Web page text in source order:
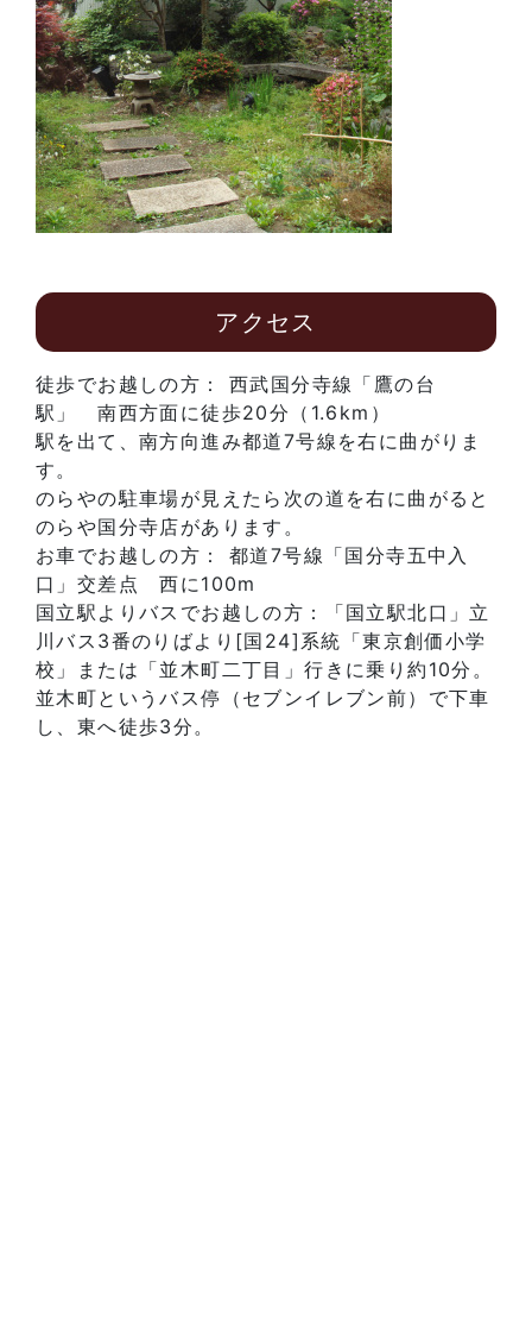
アクセス
徒歩でお越しの方： 西武国分寺線「鷹の台
駅」 南西方面に徒歩20分（1.6km）
駅を出て、南方向進み都道7号線を右に曲がりま
す。
のらやの駐車場が見えたら次の道を右に曲がると
のらや国分寺店があります。
お車でお越しの方： 都道7号線「国分寺五中入
口」交差点 西に100m
国立駅よりバスでお越しの方：「国立駅北口」立
川バス3番のりばより[国24]系統「東京創価小学
校」または「並木町二丁目」行きに乗り約10分。
並木町というバス停（セブンイレブン前）で下車
し、東へ徒歩3分。